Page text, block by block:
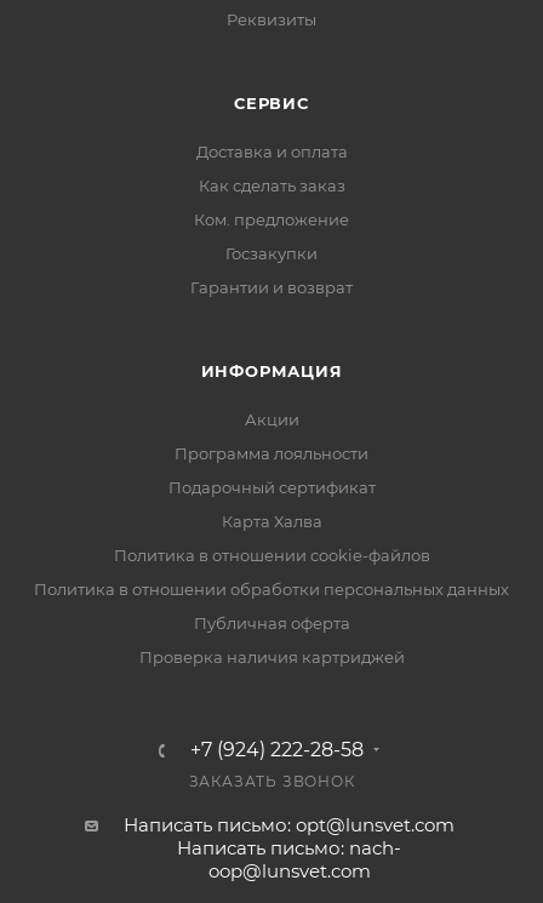
Реквизиты
СЕРВИС
Доставка и оплата
Как сделать заказ
Ком. предложение
Госзакупки
Гарантии и возврат
ИНФОРМАЦИЯ
Акции
Программа лояльности
Подарочный сертификат
Карта Халва
Политика в отношении cookie-файлов
Политика в отношении обработки персональных данных
Публичная оферта
Проверка наличия картриджей
+7 (924) 222-28-58
ЗАКАЗАТЬ ЗВОНОК
Написать письмо: opt@lunsvet.com
Написать письмо: nach-
oop@lunsvet.com